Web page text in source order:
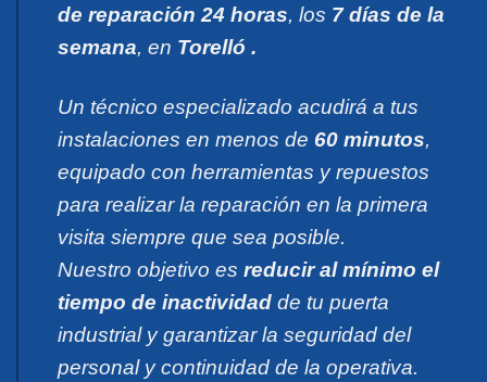
de reparación 24 horas, los 7 días de la
semana, en Torelló .
Un técnico especializado acudirá a tus
instalaciones en menos de 60 minutos,
equipado con herramientas y repuestos
para realizar la reparación en la primera
visita siempre que sea posible.
Nuestro objetivo es reducir al mínimo el
tiempo de inactividad de tu puerta
industrial y garantizar la seguridad del
personal y continuidad de la operativa.